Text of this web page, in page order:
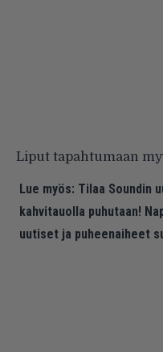
Liput tapahtumaan
Lue myös: Tilaa Soundin
kahvitauolla puhutaan!
uutiset ja puheenaiheet